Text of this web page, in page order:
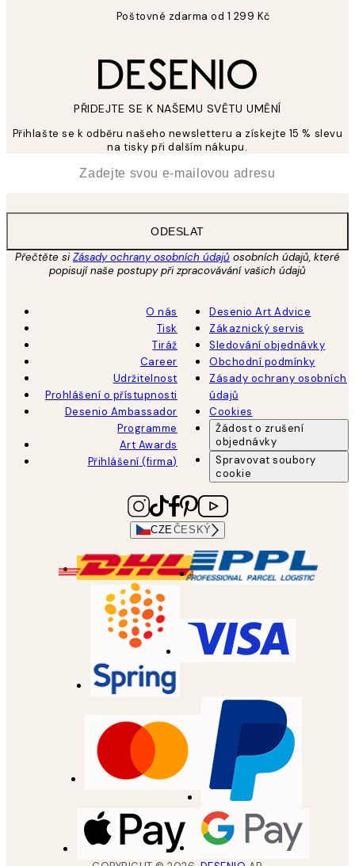
Poštovné zdarma od 1 299 Kč
PŘIDEJTE SE K NAŠEMU SVĚTU UMĚNÍ
Přihlašte se k odběru našeho newsletteru a získejte 15 % slevu
na tisky při dalším nákupu.
ODESLAT
Přečtěte siZásady ochrany osobních údajů osobních údajů, které
popisují naše postupy při zpracovávání vašich údajů
O nás
Tisk
Tiráž
Career
Udržitelnost
Prohlášení o přístupnosti
Desenio Ambassador
Programme
Art Awards
Přihlášení (firma)
Desenio Art Advice
Zákaznický servis
Sledování objednávky
Obchodní podmínky
Zásady ochrany osobních
údajů
Cookies
Žádost o zrušení
objednávky
Spravovat soubory
cookie
CZEČESKÝ